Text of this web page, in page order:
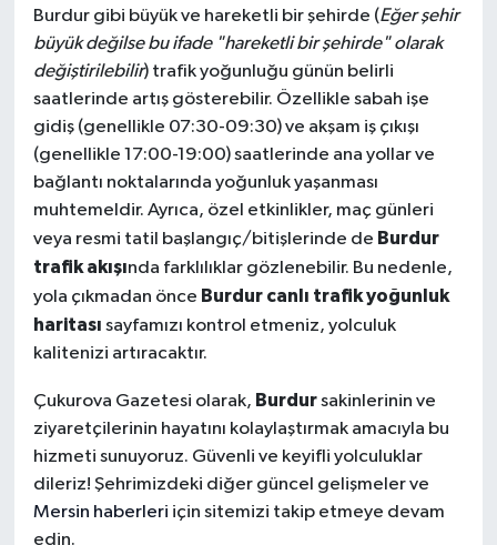
Burdur gibi büyük ve hareketli bir şehirde (Eğer şehir
büyük değilse bu ifade "hareketli bir şehirde" olarak
değiştirilebilir) trafik yoğunluğu günün belirli
saatlerinde artış gösterebilir. Özellikle sabah işe
gidiş (genellikle 07:30-09:30) ve akşam iş çıkışı
(genellikle 17:00-19:00) saatlerinde ana yollar ve
bağlantı noktalarında yoğunluk yaşanması
muhtemeldir. Ayrıca, özel etkinlikler, maç günleri
veya resmi tatil başlangıç/bitişlerinde de Burdur
trafik akışında farklılıklar gözlenebilir. Bu nedenle,
yola çıkmadan önce Burdur canlı trafik yoğunluk
haritası sayfamızı kontrol etmeniz, yolculuk
kalitenizi artıracaktır.
Çukurova Gazetesi olarak, Burdursakinlerinin ve
ziyaretçilerinin hayatını kolaylaştırmak amacıyla bu
hizmeti sunuyoruz. Güvenli ve keyifli yolculuklar
dileriz! Şehrimizdeki diğer güncel gelişmeler ve
Mersin haberleri için sitemizi takip etmeye devam
edin.